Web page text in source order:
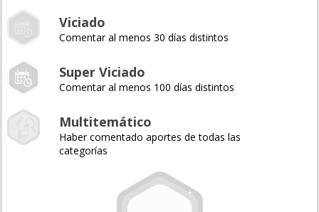
Viciado
Comentar al menos 30 días distintos
Super Viciado
Comentar al menos 100 días distintos
Multitemático
Haber comentado aportes de todas las
categorías